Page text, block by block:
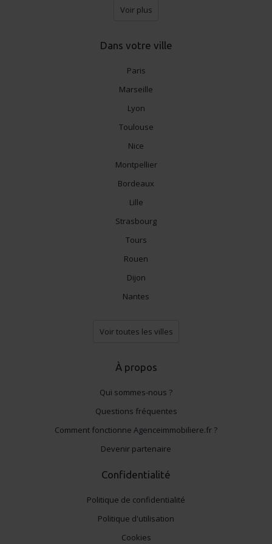
Voir plus
Dans votre ville
Paris
Marseille
Lyon
Toulouse
Nice
Montpellier
Bordeaux
Lille
Strasbourg
Tours
Rouen
Dijon
Nantes
Voir toutes les villes
À propos
Qui sommes-nous ?
Questions fréquentes
Comment fonctionne Agenceimmobiliere.fr ?
Devenir partenaire
Confidentialité
Politique de confidentialité
Politique d'utilisation
Cookies